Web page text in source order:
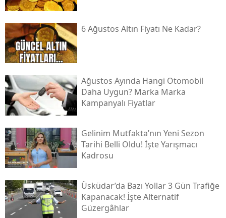
6 Ağustos Altın Fiyatı Ne Kadar?
Ağustos Ayında Hangi Otomobil
Daha Uygun? Marka Marka
Kampanyalı Fiyatlar
Gelinim Mutfakta’nın Yeni Sezon
Tarihi Belli Oldu! İşte Yarışmacı
Kadrosu
Üsküdar’da Bazı Yollar 3 Gün Trafiğe
Kapanacak! İşte Alternatif
Güzergâhlar